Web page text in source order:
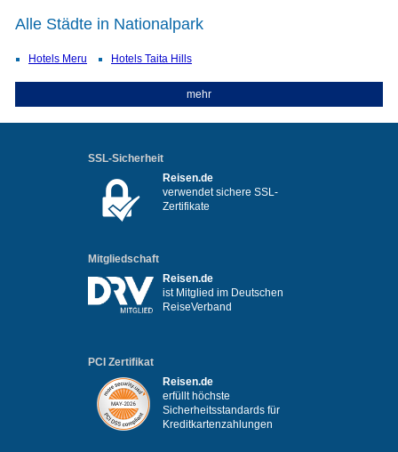
Alle Städte in Nationalpark
Hotels Meru Hotels Taita Hills
mehr
SSL-Sicherheit
Reisen.de
verwendet sichere SSL-
Zertifikate
Mitgliedschaft
Reisen.de
ist Mitglied im Deutschen
ReiseVerband
PCI Zertifikat
Reisen.de
erfüllt höchste
Sicherheitsstandards für
Kreditkartenzahlungen